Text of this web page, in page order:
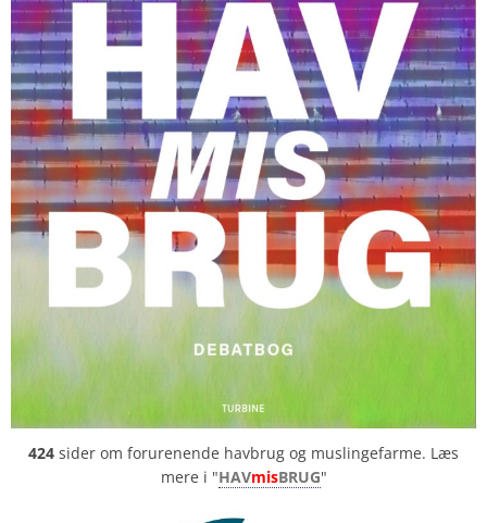
424 sider om forurenende havbrug og muslingefarme. Læs
mere i "HAVmisBRUG"